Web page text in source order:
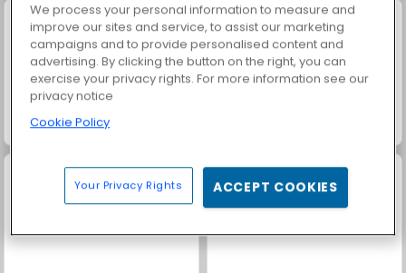
Grand Mahjong Connect
We process your personal information to measure and
improve our sites and service, to assist our marketing
campaigns and to provide personalised content and
advertising. By clicking the button on the right, you can
exercise your privacy rights. For more information see our
privacy notice
Cookie Policy
Your Privacy Rights ACCEPT COOKIES